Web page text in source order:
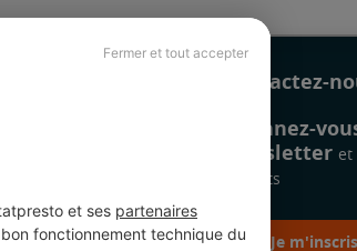
Fermer et tout accepter
et ses partenaires
fonctionnement technique du
cookies
Contactez-
Abonnez-
newsletter et
gratuits
Je m'inscris